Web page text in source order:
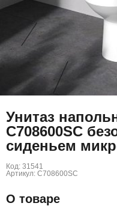
Унитаз
C708600SC
сиденьем
Код: 31541
Артикул: C708600SC
О товаре